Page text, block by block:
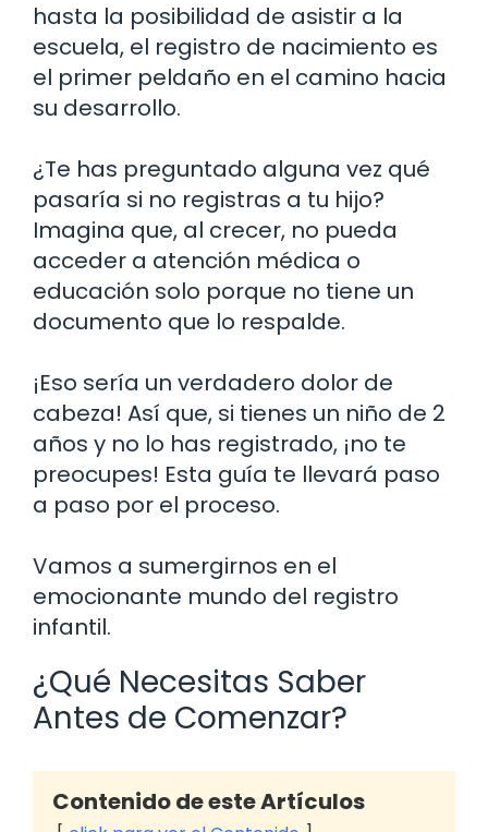
hasta la posibilidad de asistir a la
escuela, el registro de nacimiento es
el primer peldaño en el camino hacia
su desarrollo.
¿Te has preguntado alguna vez qué
pasaría si no registras a tu hijo?
Imagina que, al crecer, no pueda
acceder a atención médica o
educación solo porque no tiene un
documento que lo respalde.
¡Eso sería un verdadero dolor de
cabeza! Así que, si tienes un niño de 2
años y no lo has registrado, ¡no te
preocupes! Esta guía te llevará paso
a paso por el proceso.
Vamos a sumergirnos en el
emocionante mundo del registro
infantil.
¿Qué Necesitas Saber
Antes de Comenzar?
Contenido de este Artículos